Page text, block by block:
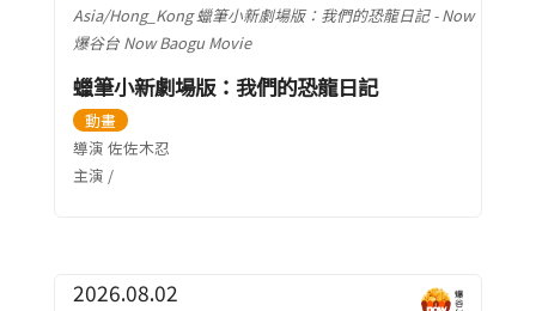
Asia/Hong_Kong 蠟筆小新劇場版：我們的恐龍日記 - Now
爆谷台 Now Baogu Movie
蠟筆小新劇場版：我們的恐龍日記
動畫
導演 佐佐木忍
主演 /
2026.08.02